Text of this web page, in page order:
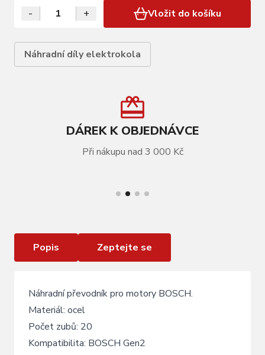
- + Vložit do košíku
Náhradní díly elektrokola
DÁREK K OBJEDNÁVCE
Při nákupu nad 3 000 Kč
Popis Zeptejte se
Náhradní převodník pro motory BOSCH.
Materiál: ocel
Počet zubů: 20
Kompatibilita: BOSCH Gen2